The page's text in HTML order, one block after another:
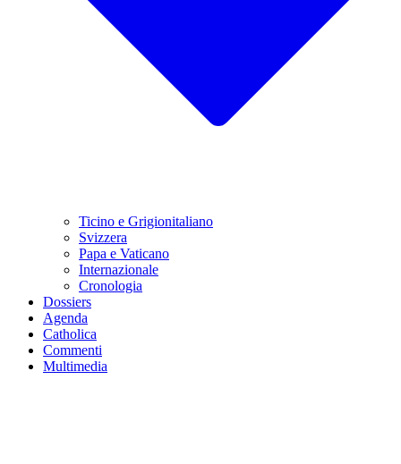
Ticino e Grigionitaliano
Svizzera
Papa e Vaticano
Internazionale
Cronologia
Dossiers
Agenda
Catholica
Commenti
Multimedia